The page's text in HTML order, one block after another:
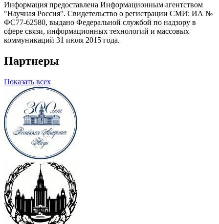
Информация предоставлена Информационным агентством
"Научная Россия". Свидетельство о регистрации СМИ: ИА №
ФС77-62580, выдано Федеральной службой по надзору в
сфере связи, информационных технологий и массовых
коммуникаций 31 июля 2015 года.
Партнеры
Показать всех